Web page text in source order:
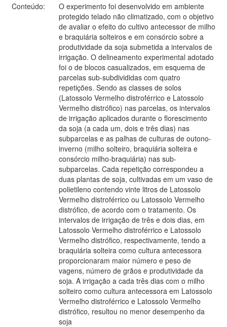
Conteúdo:
O experimento foi desenvolvido em ambiente
protegido telado não climatizado, com o objetivo
de avaliar o efeito do cultivo antecessor de milho
e braquiária solteiros e em consórcio sobre a
produtividade da soja submetida a intervalos de
irrigação. O delineamento experimental adotado
foi o de blocos casualizados, em esquema de
parcelas sub-subdivididas com quatro
repetições. Sendo as classes de solos
(Latossolo Vermelho distroférrico e Latossolo
Vermelho distrófico) nas parcelas, os intervalos
de irrigação aplicados durante o florescimento
da soja (a cada um, dois e três dias) nas
subparcelas e as palhas de culturas de outono-
inverno (milho solteiro, braquiária solteira e
consórcio milho-braquiária) nas sub-
subparcelas. Cada repetição correspondeu a
duas plantas de soja, cultivadas em um vaso de
polietileno contendo vinte litros de Latossolo
Vermelho distroférrico ou Latossolo Vermelho
distrófico, de acordo com o tratamento. Os
intervalos de irrigação de três e dois dias, em
Latossolo Vermelho distroférrico e Latossolo
Vermelho distrófico, respectivamente, tendo a
braquiária solteira como cultura antecessora
proporcionaram maior número e peso de
vagens, número de grãos e produtividade da
soja. A irrigação a cada três dias com o milho
solteiro como cultura antecessora em Latossolo
Vermelho distroférrico e Latossolo Vermelho
distrófico, resultou no menor desempenho da
soja